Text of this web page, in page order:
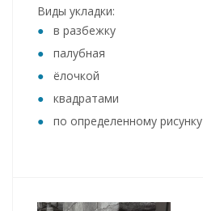
Виды укладки:
в разбежку
палубная
ёлочкой
квадратами
по определенному рисунку